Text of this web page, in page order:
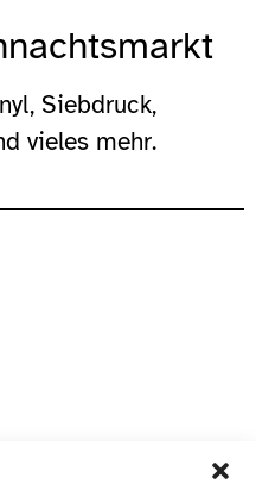
Siebdruck,
vieles mehr.